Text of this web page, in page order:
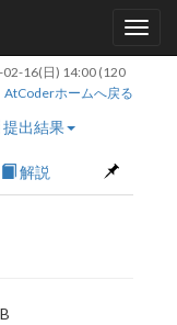
16(日) 14:00(120
AtCoderホームへ戻る
提出結果
解説